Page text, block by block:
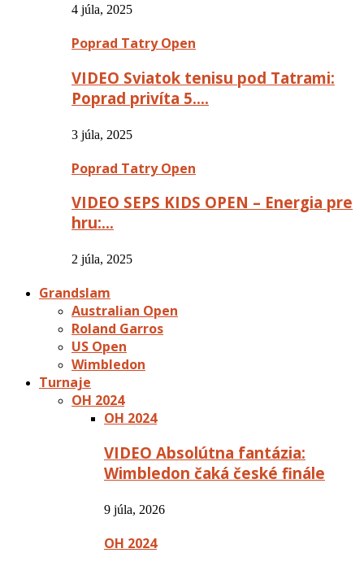
4 júla, 2025
Poprad Tatry Open
VIDEO Sviatok tenisu pod Tatrami:
Poprad privíta 5….
3 júla, 2025
Poprad Tatry Open
VIDEO SEPS KIDS OPEN – Energia pre
hru:…
2 júla, 2025
Grandslam
Australian Open
Roland Garros
US Open
Wimbledon
Turnaje
OH 2024
OH 2024
VIDEO Absolútna fantázia:
Wimbledon čaká české finále
9 júla, 2026
OH 2024